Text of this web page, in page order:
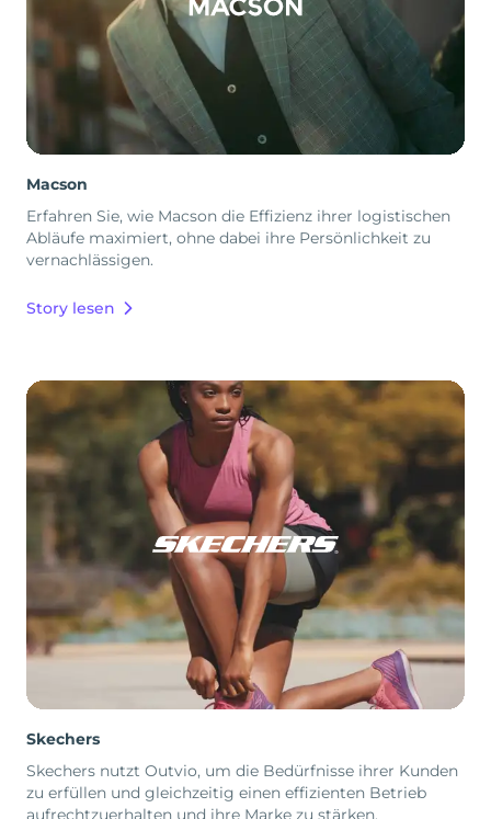
Macson
Erfahren Sie, wie Macson die Effizienz ihrer logistischen
Abläufe maximiert, ohne dabei ihre Persönlichkeit zu
vernachlässigen.
Story lesen
Skechers
Skechers nutzt Outvio, um die Bedürfnisse ihrer Kunden
zu erfüllen und gleichzeitig einen effizienten Betrieb
aufrechtzuerhalten und ihre Marke zu stärken.